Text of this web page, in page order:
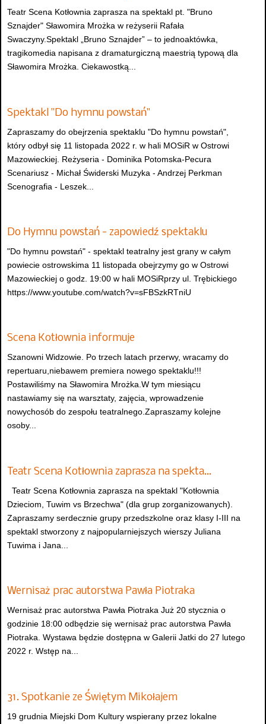
Teatr Scena Kotłownia zaprasza na spektakl pt. "Bruno
Sznajder" Sławomira Mrożka w reżyserii Rafała
Swaczyny.Spektakl „Bruno Sznajder” – to jednoaktówka,
tragikomedia napisana z dramaturgiczną maestrią typową dla
Sławomira Mrożka. Ciekawostką...
Spektakl "Do hymnu powstań"
Zapraszamy do obejrzenia spektaklu "Do hymnu powstań",
który odbył się 11 listopada 2022 r. w hali MOSiR w Ostrowi
Mazowieckiej. Reżyseria - Dominika Potomska-Pecura
Scenariusz - Michał Świderski Muzyka - Andrzej Perkman
Scenografia - Leszek...
Do Hymnu powstań - zapowiedź spektaklu
"Do hymnu powstań" - spektakl teatralny jest grany w całym
powiecie ostrowskima 11 listopada obejrzymy go w Ostrowi
Mazowieckiej o godz. 19:00 w hali MOSiRprzy ul. Trębickiego
https://www.youtube.com/watch?v=sFBSzkRTniU
Scena Kotłownia informuje
Szanowni Widzowie. Po trzech latach przerwy, wracamy do
repertuaru,niebawem premiera nowego spektaklu!!!
Postawiliśmy na Sławomira Mrożka.W tym miesiącu
nastawiamy się na warsztaty, zajęcia, wprowadzenie
nowychosób do zespołu teatralnego.Zapraszamy kolejne
osoby...
Teatr Scena Kotłownia zaprasza na spekta…
Teatr Scena Kotłownia zaprasza na spektakl "Kotłownia
Dzieciom, Tuwim vs Brzechwa" (dla grup zorganizowanych).
Zapraszamy serdecznie grupy przedszkolne oraz klasy I-III na
spektakl stworzony z najpopularniejszych wierszy Juliana
Tuwima i Jana...
Wernisaż prac autorstwa Pawła Piotraka
Wernisaż prac autorstwa Pawła Piotraka Już 20 stycznia o
godzinie 18:00 odbędzie się wernisaż prac autorstwa Pawła
Piotraka. Wystawa będzie dostępna w Galerii Jatki do 27 lutego
2022 r. Wstęp na...
31. Spotkanie ze Świętym Mikołajem
19 grudnia Miejski Dom Kultury wspierany przez lokalne